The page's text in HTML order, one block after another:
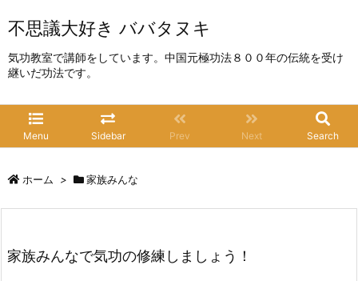
不思議大好き ババタヌキ
気功教室で講師をしています。中国元極功法８００年の伝統を受け
継いだ功法です。
Menu Sidebar Prev Next Search
ホーム > 家族みんな
家族みんなで気功の修練しましょう！